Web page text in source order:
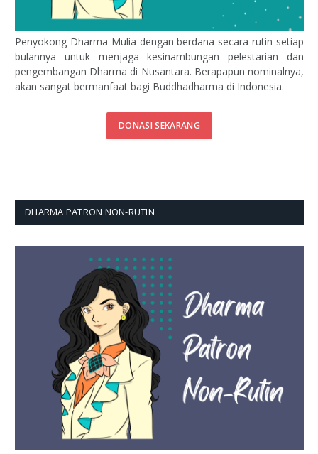
Penyokong Dharma Mulia dengan berdana secara rutin setiap
bulannya untuk menjaga kesinambungan pelestarian dan
pengembangan Dharma di Nusantara. Berapapun nominalnya,
akan sangat bermanfaat bagi Buddhadharma di Indonesia.
DONASI SEKARANG
DHARMA PATRON NON-RUTIN